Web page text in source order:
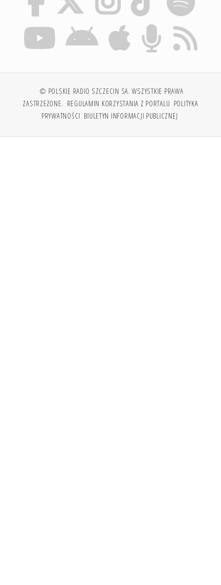
© POLSKIE RADIO SZCZECIN SA. WSZYSTKIE PRAWA
ZASTRZEŻONE. REGULAMIN KORZYSTANIA Z PORTALU POLITYKA
PRYWATNOŚCI BIULETYN INFORMACJI PUBLICZNEJ